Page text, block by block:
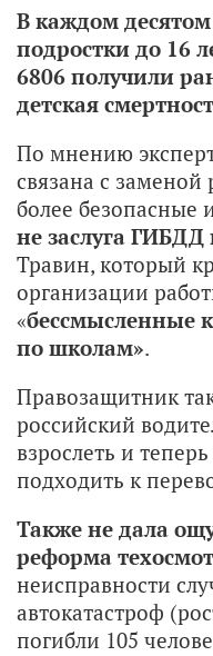
В каждом
подростки до 16
6806 получили
детская
По мнению
связана с заменой
более безопасные
не заслуга
Травин, который
организации
«бессмысленные
по школам».
Правозащитник
российский
взрослеть и
подходить к
Также не дала
реформа
неисправности
автокатастроф
погибли 105